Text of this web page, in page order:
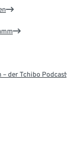
– der Tchibo Podcast